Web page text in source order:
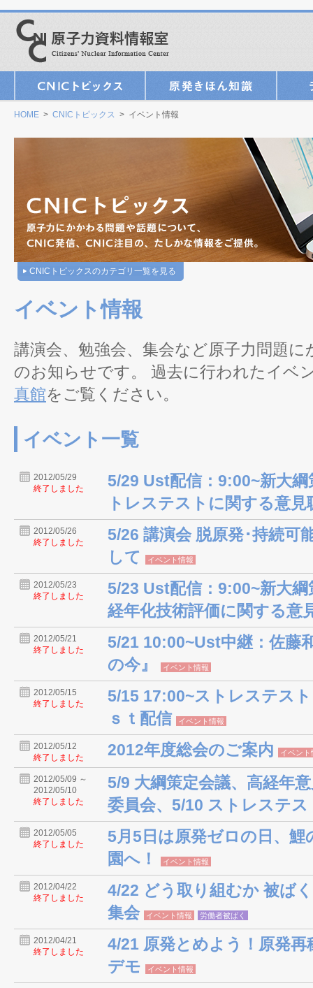
HOME > CNICトピックス > イベント情報
CNICトピックスのカテゴリ一覧を見る
イベント情報
講演会、勉強会、集会など原子力問題
のお知らせです。 過去に行われたイベ
真館をご覧ください。
イベント一覧
2012/05/29
終了しました
5/29 Ust配信：9:00~新大
トレステストに関する意見
2012/05/26
終了しました
5/26 講演会 脱原発･持続可
して
イベント情報
2012/05/23
終了しました
5/23 Ust配信：9:00~新大
経年化技術評価に関する意
2012/05/21
終了しました
5/21 10:00~Ust中継：佐藤
の今』
イベント情報
2012/05/15
終了しました
5/15 17:00~ストレステス
ｓｔ配信
イベント情報
2012/05/12
終了しました
2012年度総会のご案内 イベント
2012/05/09 ～
2012/05/10
終了しました
5/9 大綱策定会議、高経年
委員会、5/10 ストレステス
2012/05/05
終了しました
5月5日は原発ゼロの日、
園へ！
イベント情報
2012/04/22
終了しました
4/22 どう取り組むか 被ば
集会
イベント情報 労働者被ばく
2012/04/21
終了しました
4/21 原発とめよう！原発再
デモ
イベント情報